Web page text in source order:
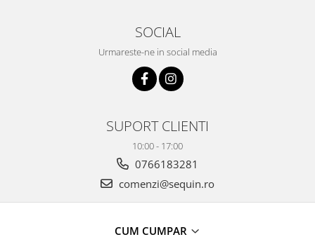
SOCIAL
Urmareste-ne in social media
SUPORT CLIENTI
10:00 - 17:00
0766183281
comenzi@sequin.ro
CUM CUMPAR